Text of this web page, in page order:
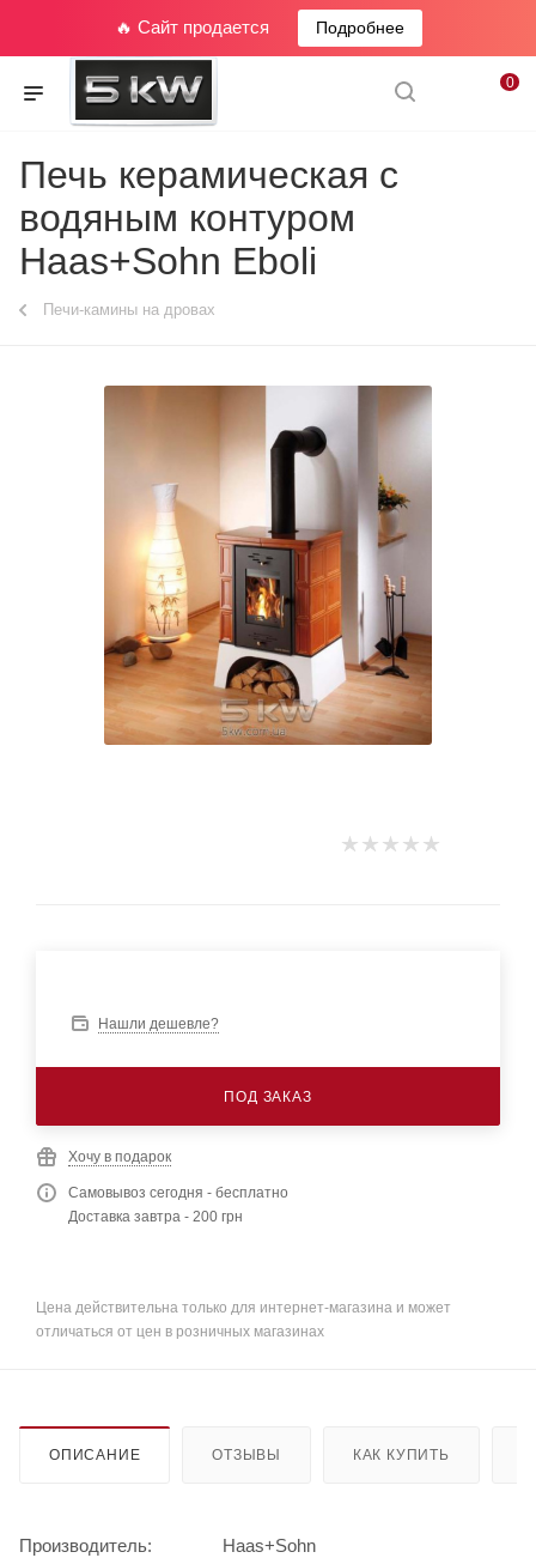
🔥 Сайт продается Подробнее
0
Печь керамическая с
водяным контуром
Haas+Sohn Eboli
Печи-камины на дровах
Нашли дешевле?
ПОД ЗАКАЗ
Хочу в подарок
Самовывоз сегодня - бесплатно
Доставка завтра - 200 грн
Цена действительна только для интернет-магазина и может
отличаться от цен в розничных магазинах
ОПИСАНИЕ ОТЗЫВЫ КАК КУПИТЬ
Производитель:
Haas+Sohn